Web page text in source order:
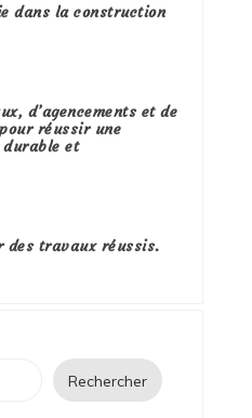
dans la construction
d’agencements et de
réussir une
et
des travaux réussis.
Rechercher